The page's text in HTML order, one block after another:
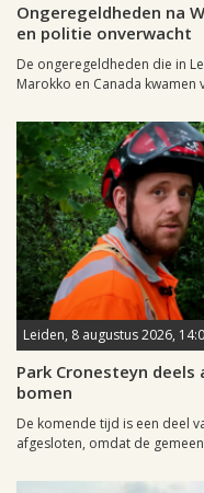
Ongeregeldheden na
en politie onverwacht
De ongeregeldheden die in
Marokko en Canada kwamen
Leiden, 8 augustus 2026,
Park Cronesteyn
bomen
De komende tijd is een deel
afgesloten, omdat de